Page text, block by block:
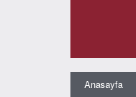
Anasayfa